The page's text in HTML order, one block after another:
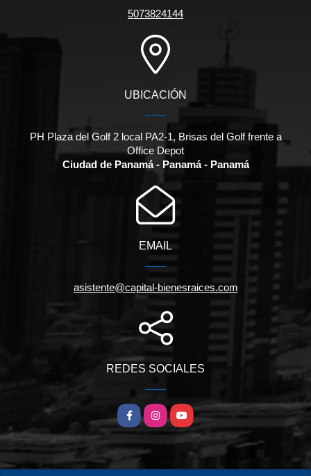
5073824144
UBICACIÓN
PH Plaza del Golf 2 local PA2-1, Brisas del Golf frente a
Office Depot
Ciudad de Panamá - Panamá - Panamá
EMAIL
asistente@capital-bienesraices.com
REDES SOCIALES
FacebookInstagramYouTube